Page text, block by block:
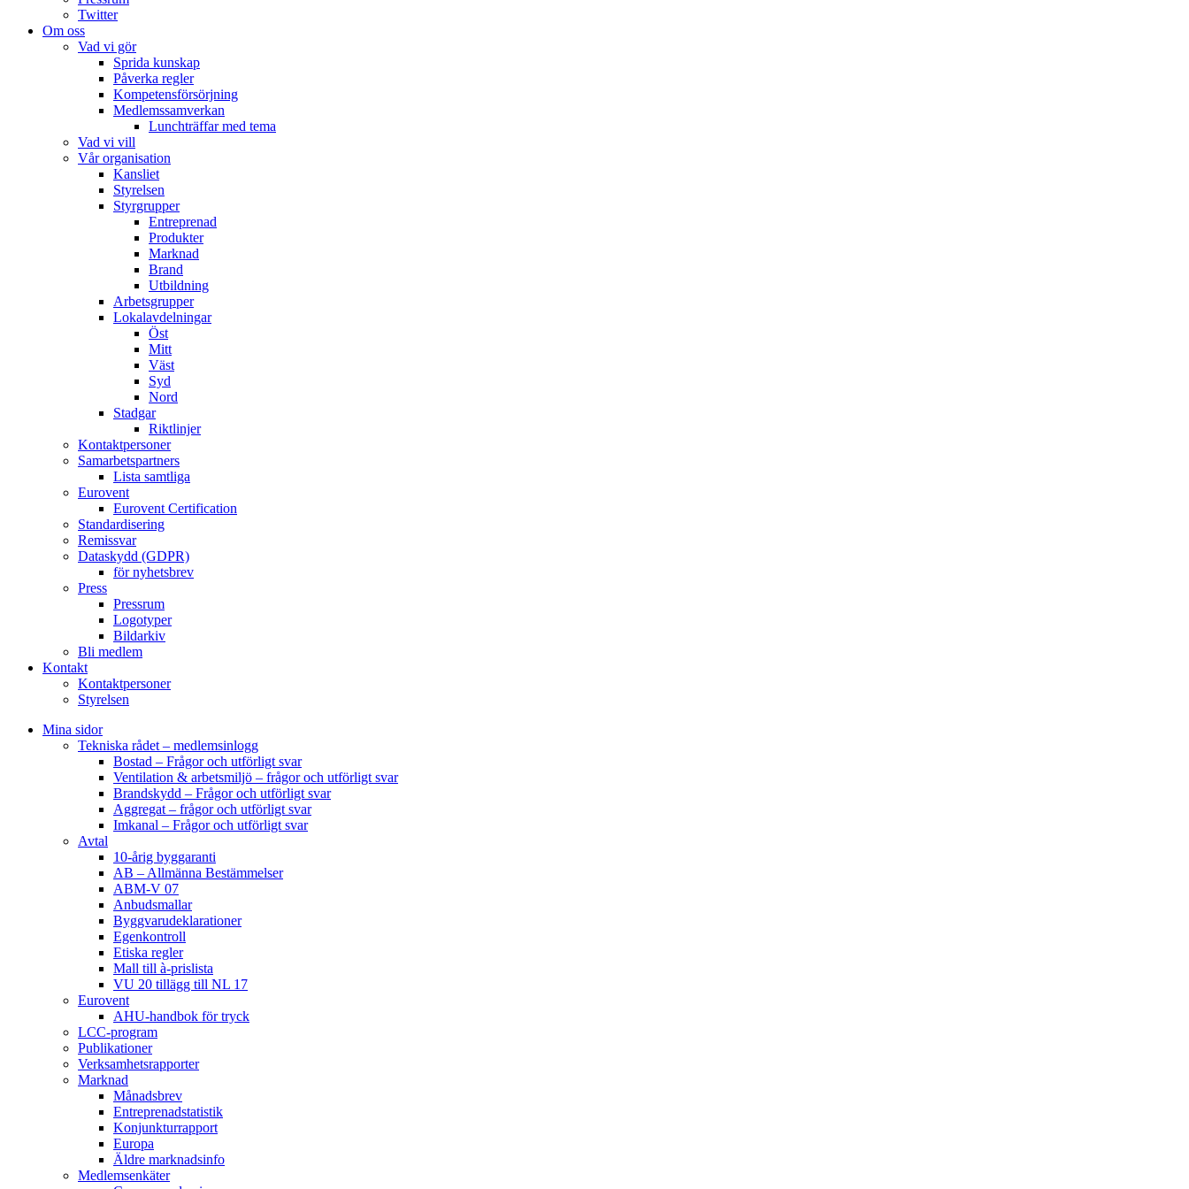
Twitter
Om oss
Vad vi gör
Sprida kunskap
Påverka regler
Kompetensförsörjning
Medlemssamverkan
Lunchträffar med tema
Vad vi vill
Vår organisation
Kansliet
Styrelsen
Styrgrupper
Entreprenad
Produkter
Marknad
Brand
Utbildning
Arbetsgrupper
Lokalavdelningar
Öst
Mitt
Väst
Syd
Nord
Stadgar
Riktlinjer
Kontaktpersoner
Samarbetspartners
Lista samtliga
Eurovent
Eurovent Certification
Standardisering
Remissvar
Dataskydd (GDPR)
för nyhetsbrev
Press
Pressrum
Logotyper
Bildarkiv
Bli medlem
Kontakt
Kontaktpersoner
Styrelsen
Mina sidor
Tekniska rådet – medlemsinlogg
Bostad – Frågor och utförligt svar
Ventilation & arbetsmiljö – frågor och utförligt svar
Brandskydd – Frågor och utförligt svar
Aggregat – frågor och utförligt svar
Imkanal – Frågor och utförligt svar
Avtal
10-årig byggaranti
AB – Allmänna Bestämmelser
ABM-V 07
Anbudsmallar
Byggvarudeklarationer
Egenkontroll
Etiska regler
Mall till à-prislista
VU 20 tillägg till NL 17
Eurovent
AHU-handbok för tryck
LCC-program
Publikationer
Verksamhetsrapporter
Marknad
Månadsbrev
Entreprenadstatistik
Konjunkturrapport
Europa
Äldre marknadsinfo
Medlemsenkäter